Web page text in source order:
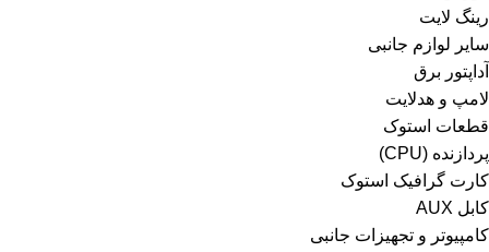
رینگ لایت
سایر لوازم جانبی
آداپتور برق
لامپ و هدلایت
قطعات استوک
پردازنده (CPU)
کارت گرافیک استوک
کابل AUX
کامپیوتر و تجهیزات جانبی